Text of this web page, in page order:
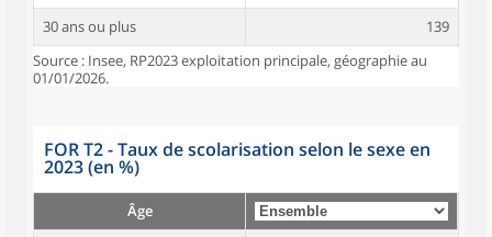
30 ans ou plus
139
Source : Insee, RP2023 exploitation principale, géographie au
01/01/2026.
FOR T2 - Taux de scolarisation selon le sexe en
2023 (en %)
Âge